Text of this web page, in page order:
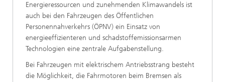
Energieressourcen und zunehmenden Klimawandels ist
auch bei den Fahrzeugen des Öffentlichen
Personennahverkehrs (ÖPNV) ein Einsatz von
energieeffizienteren und schadstoffemissionsarmen
Technologien eine zentrale Aufgabenstellung.
Bei Fahrzeugen mit elektrischem Antriebsstrang besteht
die Möglichkeit, die Fahrmotoren beim Bremsen als